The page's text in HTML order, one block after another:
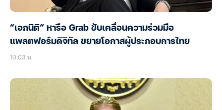
“เอกนิติ” หารือ Grab ขับเคลื่อนความร่วมมือ
แพลตฟอร์มดิจิทัล ขยายโอกาสผู้ประกอบการไทย
10:03 น.